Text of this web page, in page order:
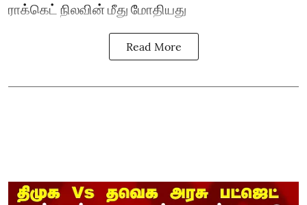
ராக்கெட் நிலவின் மீது மோதியது
Read More